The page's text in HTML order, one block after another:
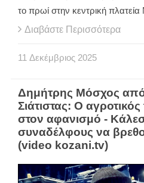
το πρωί στην κεντρική πλατεία
Διαβάστε Περισσότερα
11 Δεκέμβριος 2025
Δημήτρης Μόσχος
Σιάτιστας: Ο αγροτικός
στον αφανισμό -
συναδέλφους να
(video kozani.tv)